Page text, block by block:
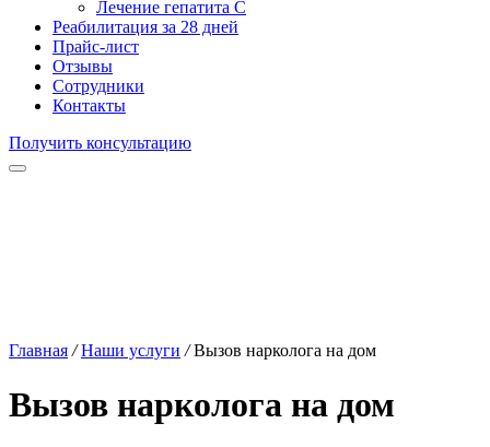
Лечение гепатита С
Реабилитация за 28 дней
Прайс-лист
Отзывы
Сотрудники
Контакты
Получить консультацию
Главная / Наши услуги / Вызов нарколога на дом
Вызов нарколога на дом